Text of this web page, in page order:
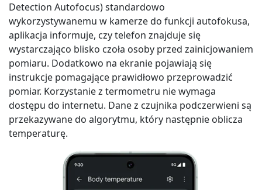
Detection Autofocus) standardowo
wykorzystywanemu w kamerze do funkcji autofokusa,
aplikacja informuje, czy telefon znajduje się
wystarczająco blisko czoła osoby przed zainicjowaniem
pomiaru. Dodatkowo na ekranie pojawiają się
instrukcje pomagające prawidłowo przeprowadzić
pomiar. Korzystanie z termometru nie wymaga
dostępu do internetu. Dane z czujnika podczerwieni są
przekazywane do algorytmu, który następnie oblicza
temperaturę.